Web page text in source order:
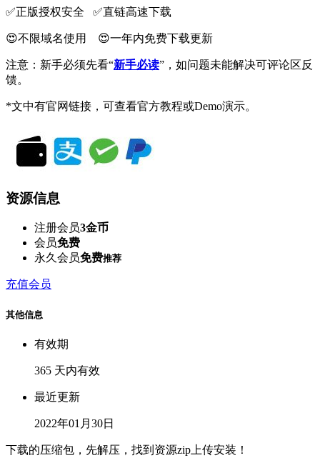
✅️正版授权安全 ✅️直链高速下载
😍不限域名使用 😍一年内免费下载更新
注意：新手必须先看“新手必读”，如问题未能解决可评论区反
馈。
*文中有官网链接，可查看官方教程或Demo演示。
资源信息
注册会员3金币
会员免费
永久会员免费推荐
充值会员
其他信息
有效期
365 天内有效
最近更新
2022年01月30日
下载的压缩包，先解压，找到资源zip上传安装！